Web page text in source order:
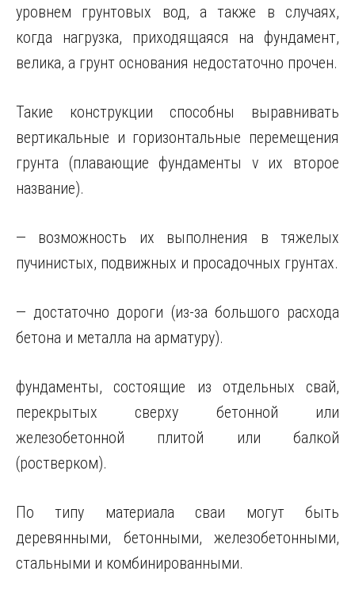
уровнем грунтовых вод, а также в случаях,
когда нагрузка, приходящаяся на фундамент,
велика, а грунт основания недостаточно прочен.
Такие конструкции способны выравнивать
вертикальные и горизонтальные перемещения
грунта (плавающие фундаменты v их второе
название).
— возможность их выполнения в тяжелых
пучинистых, подвижных и просадочных грунтах.
— достаточно дороги (из-за большого расхода
бетона и металла на арматуру).
фундаменты, состоящие из отдельных свай,
перекрытых сверху бетонной или
железобетонной плитой или балкой
(ростверком).
По типу материала сваи могут быть
деревянными, бетонными, железобетонными,
стальными и комбинированными.